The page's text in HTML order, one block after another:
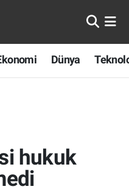
Dünya
hukuk
Fikstür